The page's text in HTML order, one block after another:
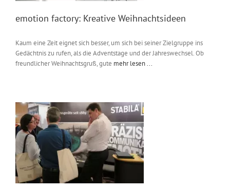
nach:
emotion factory: Kreative Weihnachtsideen
Kaum eine Zeit eignet sich besser, um sich bei seiner Zielgruppe ins
Gedächtnis zu rufen, als die Adventstage und der Jahreswechsel. Ob
freundlicher Weihnachtsgruß, gute mehr lesen ...